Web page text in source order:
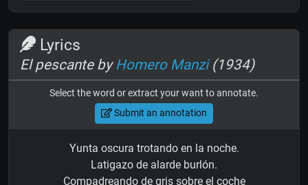
Lyrics
El pescante byHomero Manzi(1934)
Select the word or extract your want to annotate.
Submit an annotation
Yunta oscura trotando en la noche.
Latigazo de alarde burlón.
Compadreando de gris sobre el coche